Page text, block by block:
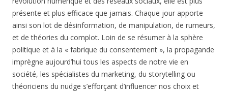
présente et plus efficace que jamais. Chaque jour apporte
ainsi son lot de désinformation, de manipulation, de rumeurs,
et de théories du complot. Loin de se résumer à la sphère
politique et à la « fabrique du consentement », la propagande
imprègne aujourd’hui tous les aspects de notre vie en
société, les spécialistes du marketing, du storytelling ou
théoriciens du nudge s’efforçant d’influencer nos choix et